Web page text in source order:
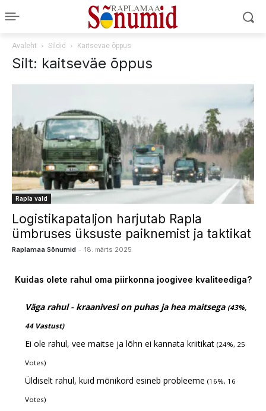
Avaleht Sildid Kaitseväe õppus
Silt: kaitseväe õppus
Rapla vald
Logistikapataljon harjutab Rapla
ümbruses üksuste paiknemist ja taktikat
Raplamaa Sõnumid - 18. märts 2025
Kuidas olete rahul oma piirkonna joogivee kvaliteediga?
Väga rahul - kraanivesi on puhas ja hea maitsega (43%,
44 Vastust)
Ei ole rahul, vee maitse ja lõhn ei kannata kriitikat (24%, 25
Votes)
Üldiselt rahul, kuid mõnikord esineb probleeme (16%, 16
Votes)